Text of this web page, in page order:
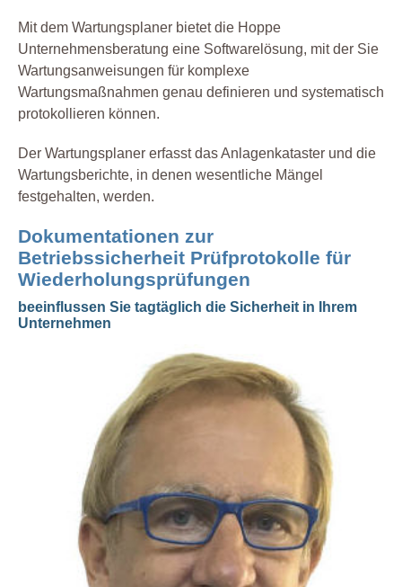
Mit dem Wartungsplaner bietet die Hoppe
Unternehmensberatung eine Softwarelösung, mit der Sie
Wartungsanweisungen für komplexe
Wartungsmaßnahmen genau definieren und systematisch
protokollieren können.
Der Wartungsplaner erfasst das Anlagenkataster und die
Wartungsberichte, in denen wesentliche Mängel
festgehalten, werden.
Dokumentationen zur
Betriebssicherheit Prüfprotokolle für
Wiederholungsprüfungen
beeinflussen Sie tagtäglich die Sicherheit in Ihrem
Unternehmen